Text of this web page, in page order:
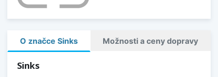
O značce Sinks Možnosti a ceny dopravy
Sinks